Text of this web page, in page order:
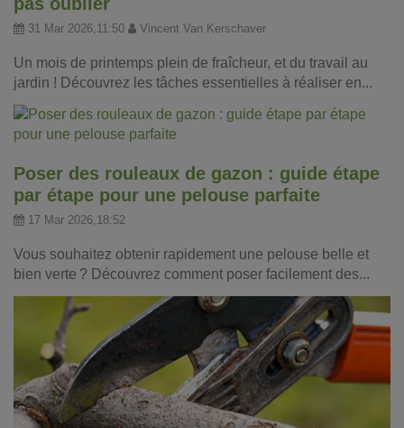
31 Mar 2026,11:50 Vincent Van Kerschaver
Un mois de printemps plein de fraîcheur, et du travail au
jardin ! Découvrez les tâches essentielles à réaliser en...
Poser des rouleaux de gazon : guide étape
par étape pour une pelouse parfaite
17 Mar 2026,18:52
Vous souhaitez obtenir rapidement une pelouse belle et
bien verte ? Découvrez comment poser facilement des...